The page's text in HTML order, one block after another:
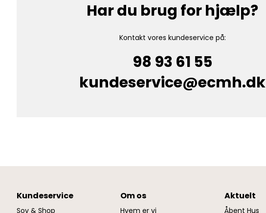
Har du brug for hjælp?
Kontakt vores kundeservice på:
98 93 61 55
kundeservice@ecmh.dk
Kundeservice
Sov & Shop
Om os
Hvem er vi
Aktuelt
Åbent Hus